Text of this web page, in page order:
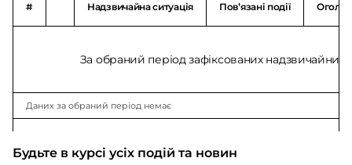
# Надзвичайна ситуація Повʼязані події
За обраний період зафіксованих надзвичайних
Даних за обраний період немає
Будьте в курсі усіх подій та новин